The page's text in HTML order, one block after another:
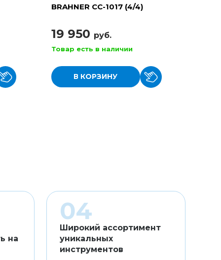
BRAHNER CC-1017 (4/4)
19 950 руб.
Товар есть в наличии
В КОРЗИНУ
на
Широкий ассортимент
уникальных
инструментов